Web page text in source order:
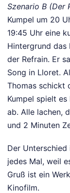
Szenario B (Der
Kumpel um 20
19:45 Uhr eine
Hintergrund das
der Refrain. Er
Song in Lloret.
Thomas schickt
Kumpel spielt
ab. Alle lachen,
und 2 Minuten
Der
jedes Mal, weil
Gruß ist ein
Kinofilm.